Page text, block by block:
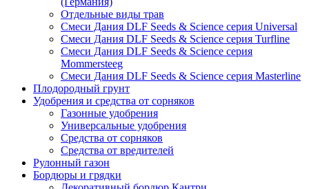
Отдельные виды трав
Смеси Дания DLF Seeds & Sciеnce серия Universal
Смеси Дания DLF Seeds & Sciеnce серия Turfline
Смеси Дания DLF Seeds & Sciеnce серия
Mommersteeg
Смеси Дания DLF Seeds & Sciеnce серия Masterline
Плодородный грунт
Удобрения и средства от сорняков
Газонные удобрения
Универсальные удобрения
Средства от сорняков
Средства от вредителей
Рулонный газон
Бордюры и грядки